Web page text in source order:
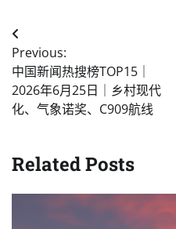
Post
navigation
Previous:
中国新闻热搜榜TOP15｜
2026年6月25日｜乡村现代
化、气象诺奖、C909航线
Related Posts